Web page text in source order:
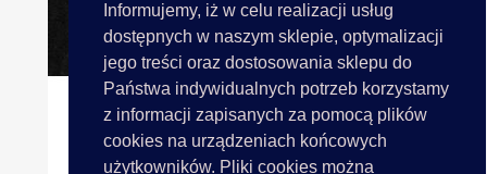
Informujemy, iż w celu realizacji usług
dostępnych w naszym sklepie, optymalizacji
jego treści oraz dostosowania sklepu do
Państwa indywidualnych potrzeb korzystamy
z informacji zapisanych za pomocą plików
cookies na urządzeniach końcowych
użytkowników. Pliki cookies można
Aplikacja TERMO Na Żelazko...